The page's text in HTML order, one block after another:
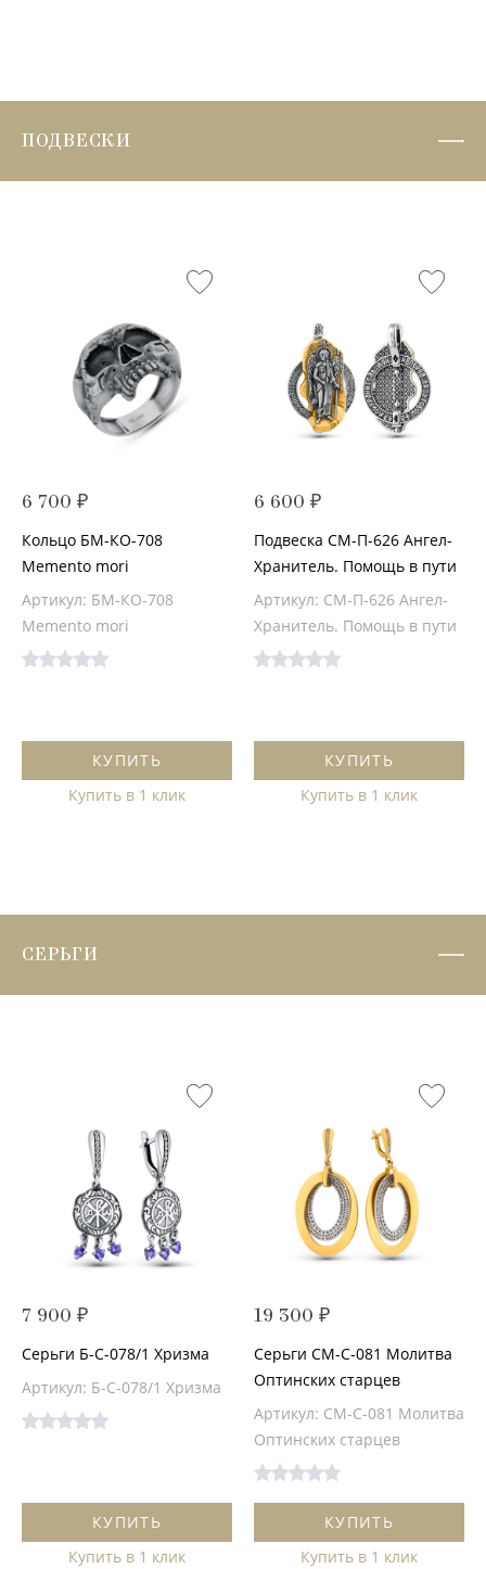
ПОДВЕСКИ
6 700 ₽
Кольцо БМ-КО-708
Memento mori
Артикул: БМ-КО-708
Memento mori
КУПИТЬ
Купить в 1 клик
6 600 ₽
Подвеска СМ-П-626 Ангел-
Хранитель. Помощь в пути
Артикул: СМ-П-626 Ангел-
Хранитель. Помощь в пути
КУПИТЬ
Купить в 1 клик
СЕРЬГИ
7 900 ₽
Серьги Б-С-078/1 Хризма
Артикул: Б-С-078/1 Хризма
КУПИТЬ
Купить в 1 клик
19 300 ₽
Серьги СМ-С-081 Молитва
Оптинских старцев
Артикул: СМ-С-081 Молитва
Оптинских старцев
КУПИТЬ
Купить в 1 клик